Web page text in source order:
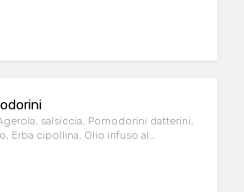
salsiccia, Pomodorini datterini,
Erba cipollina, Olio infuso al